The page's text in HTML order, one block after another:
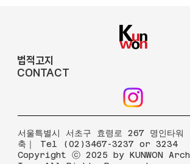
법적고지
CONTACT
서울특별시 서초구 효령로 267 명인타워
축｜ Tel (02)3467-3237 or 3234
Copyright ⓒ 2025 by KUNWON